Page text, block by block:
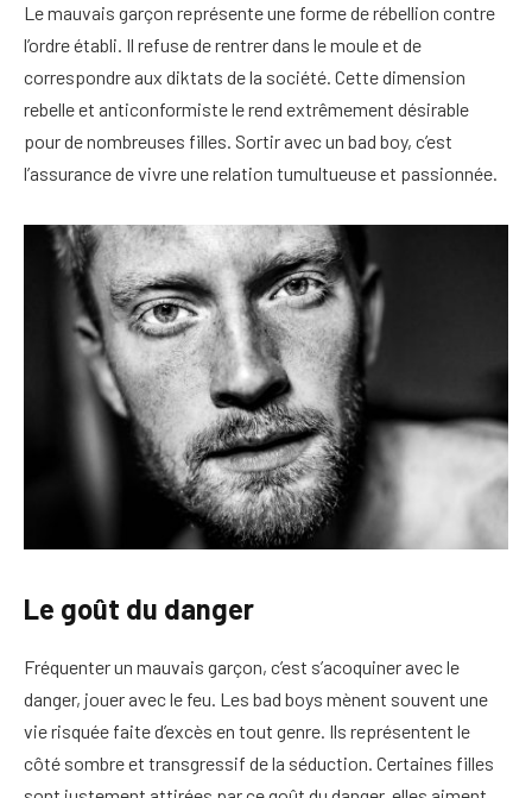
Le mauvais garçon représente une forme de rébellion contre
l’ordre établi. Il refuse de rentrer dans le moule et de
correspondre aux diktats de la société. Cette dimension
rebelle et anticonformiste le rend extrêmement désirable
pour de nombreuses filles. Sortir avec un bad boy, c’est
l’assurance de vivre une relation tumultueuse et passionnée.
Le goût du danger
Fréquenter un mauvais garçon, c’est s’acoquiner avec le
danger, jouer avec le feu. Les bad boys mènent souvent une
vie risquée faite d’excès en tout genre. Ils représentent le
côté sombre et transgressif de la séduction. Certaines filles